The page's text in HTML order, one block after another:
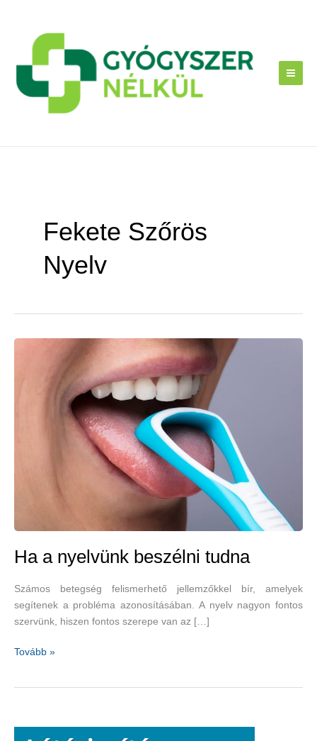
Fekete Szőrös
Nyelv
Ha a nyelvünk beszélni tudna
Számos betegség felismerhető jellemzőkkel bír, amelyek
segítenek a probléma azonosításában. A nyelv nagyon fontos
szervünk, hiszen fontos szerepe van az […]
Ha
Tovább »